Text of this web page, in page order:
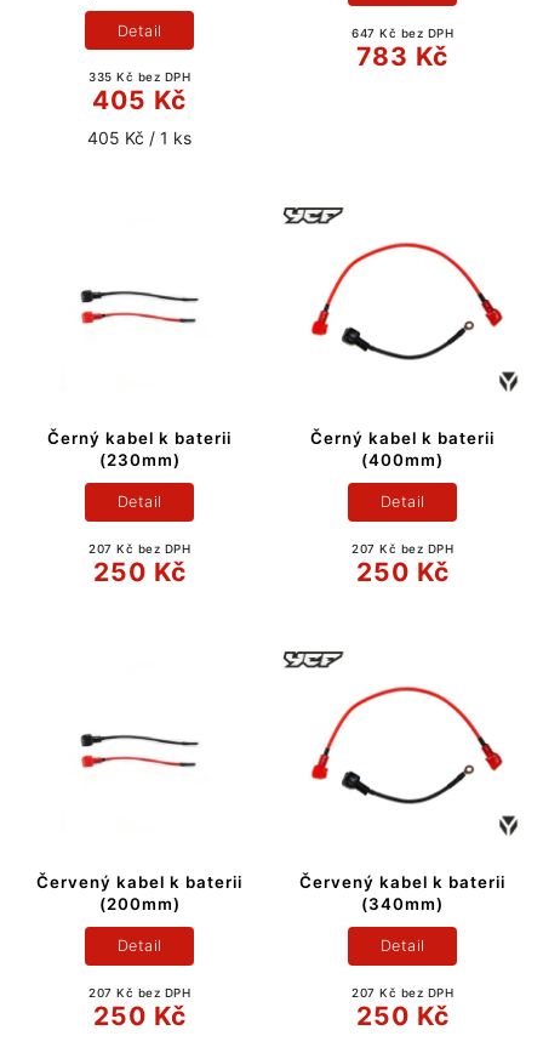
335 Kč bez DPH
405 Kč
405 Kč / 1 ks
Detail 647 Kč bez DPH
783 Kč
Černý kabel k baterii
(230mm)
207 Kč bez DPH
250 Kč
Detail
Černý kabel k baterii
(400mm)
207 Kč bez DPH
250 Kč
Detail
Červený kabel k baterii
(200mm)
207 Kč bez DPH
250 Kč
Detail
Červený kabel k baterii
(340mm)
207 Kč bez DPH
250 Kč
Detail